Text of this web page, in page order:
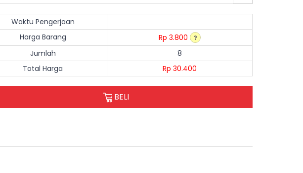
Waktu Pengerjaan
Harga Barang
Rp 3.800
Jumlah
8
Total Harga
Rp 30.400
BELI